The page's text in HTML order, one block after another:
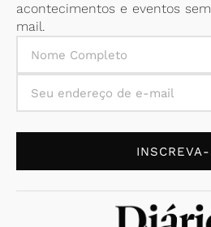
acontecimentos e eventos
mail.